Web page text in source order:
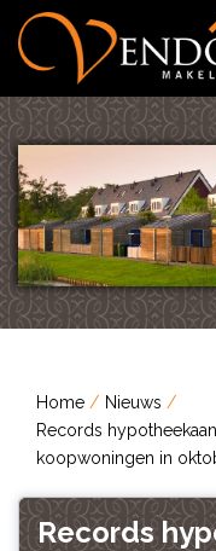
Home
Nieuws
Records
koopwoningen in
Records